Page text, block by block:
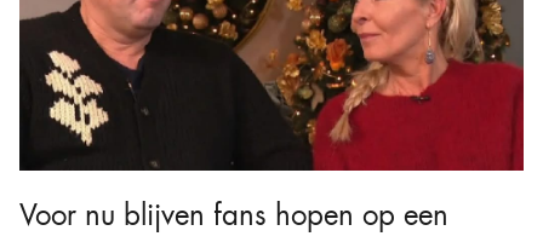
Voor nu blijven fans hopen op een